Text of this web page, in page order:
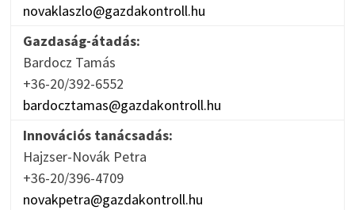
novaklaszlo@gazdakontroll.hu
Gazdaság-átadás:
Bardocz Tamás
+36-20/392-6552
bardocztamas@gazdakontroll.hu
Innovációs tanácsadás:
Hajzser-Novák Petra
+36-20/396-4709
novakpetra@gazdakontroll.hu